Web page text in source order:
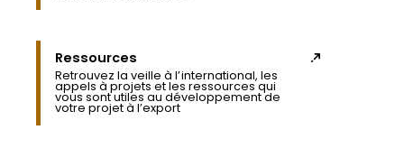
Ressources
Retrouvez la veille à l’international, les
appels à projets et les ressources qui
vous sont utiles au développement de
votre projet à l’export